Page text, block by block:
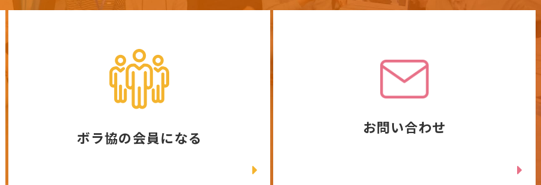
ボラ協の会員になる
お問い合わせ